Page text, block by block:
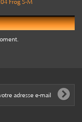
Frog S-M